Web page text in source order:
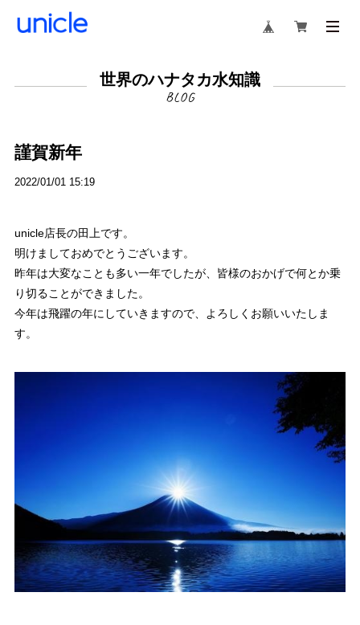
世界のハナタカ水知識
謹賀新年
2022/01/01 15:19
unicle店長の田上です。
明けましておめでとうございます。
昨年は大変なことも多い一年でしたが、皆様のおかげで何とか乗
り切ることができました。
今年は飛躍の年にしていきますので、よろしくお願いいたしま
す。